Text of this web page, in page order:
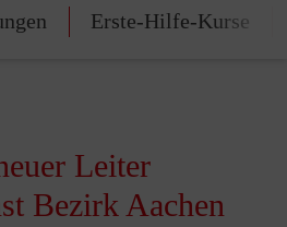
Erste-Hilfe-Kurse
Leiter
Bezirk Aachen